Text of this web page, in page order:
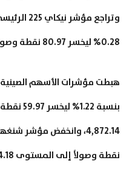
وتراجع
0.28% ليخسر 80.97 نقطة وصولاً إلى المستوى 28,987.66.
بنسبة
نقطة وصولاً إلى المستوى 3,564.18.